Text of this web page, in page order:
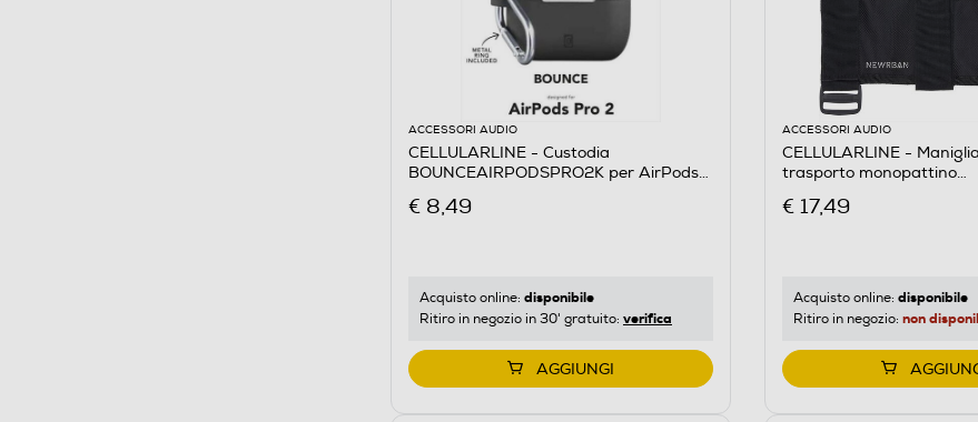
ACCESSORI AUDIO
CELLULARLINE - Custodia
BOUNCEAIRPODSPRO2K per AirPods
€ 8,49
Acquisto online: disponibile
Ritiro in negozio in 30' gratuito: verifica
AGGIUNGI
ACCESSORI AUDIO
CELLULARLINE -
trasporto monopattino
€ 17,49
Acquisto online: disponibile
Ritiro in negozio: non